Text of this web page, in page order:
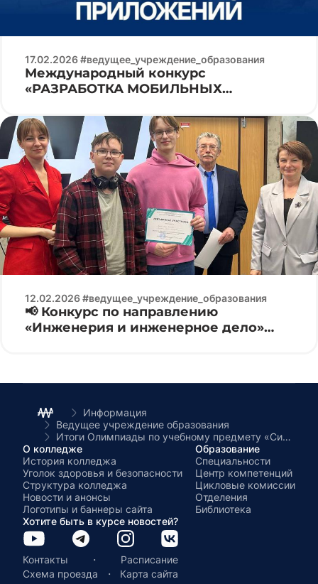
17.02.2026 #ведущее_учреждение_образования
Международный конкурс
«РАЗРАБОТКА МОБИЛЬНЫХ
12.02.2026 #ведущее_учреждение_образования
📢 Конкурс по направлению
«Инженерия и инженерное дело»
Информация
Ведущее учреждение образования
Итоги Олимпиады по учебному предмету «Системы автоматизированного проектирования»
О колледже
История колледжа
Уголок здоровья и безопасности
Структура колледжа
Новости и анонсы
Логотипы и баннеры сайта
Образование
Специальности
Центр компетенций
Цикловые комиссии
Отделения
Библиотека
Хотите быть в курсе новостей?
Контакты ·
Расписание
Схема проезда
· Карта сайта